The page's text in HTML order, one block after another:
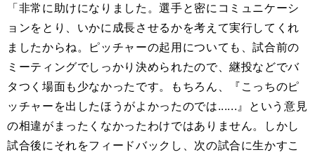
「非常に助けになりました。選手と密にコミュニケーシ
ョンをとり、いかに成長させるかを考えて実行してくれ
ましたからね。ピッチャーの起用についても、試合前の
ミーティングでしっかり決められたので、継投などでバ
タつく場面も少なかったです。もちろん、『こっちのピ
ッチャーを出したほうがよかったのでは......』という意見
の相違がまったくなかったわけではありません。しかし
試合後にそれをフィードバックし、次の試合に生かすこ